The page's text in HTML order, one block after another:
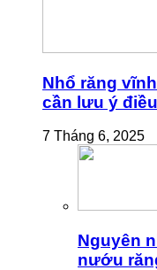
Nhổ răng
cần lưu ý
7 Tháng 6, 2025
Nguyên
nướu